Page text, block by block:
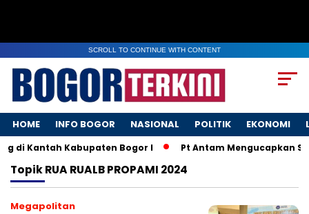
SCROLL TO CONTINUE WITH CONTENT
HOME INFO BOGOR NASIONAL POLITIK EKONOMI
di Kantah Kabupaten Bogor I Pt Antam Mengucapkan
TopikRUA RUALB PROPAMI 2024
Megapolitan